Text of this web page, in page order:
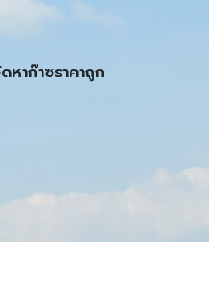
หาก๊าซราคาถูก